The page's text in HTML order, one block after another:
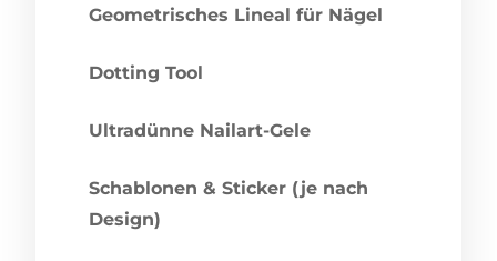
Geometrisches Lineal für Nägel
Dotting Tool
Ultradünne Nailart-Gele
Schablonen & Sticker (je nach
Design)